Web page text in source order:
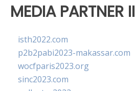
MEDIA PARTNER II
isth2022.com
p2b2pabi2023-makassar.com
wocfparis2023.org
sinc2023.com